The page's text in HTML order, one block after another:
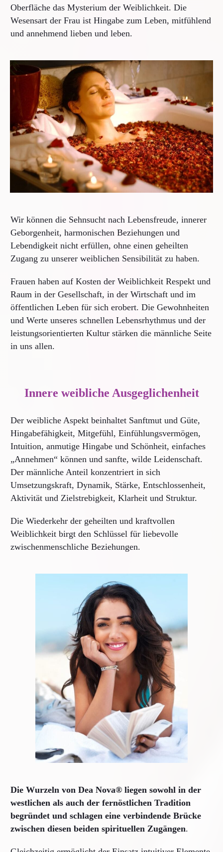
Oberfläche das Mysterium der Weiblichkeit. Die
Wesensart der Frau ist Hingabe zum Leben, mitfühlend
und annehmend lieben und leben.
Wir können die Sehnsucht nach Lebensfreude, innerer
Geborgenheit, harmonischen Beziehungen und
Lebendigkeit nicht erfüllen, ohne einen geheilten
Zugang zu unserer weiblichen Sensibilität zu haben.
Frauen haben auf Kosten der Weiblichkeit Respekt und
Raum in der Gesellschaft, in der Wirtschaft und im
öffentlichen Leben für sich erobert. Die Gewohnheiten
und Werte unseres schnellen Lebensrhythmus und der
leistungsorientierten Kultur stärken die männliche Seite
in uns allen.
Innere weibliche Ausgeglichenheit
Der weibliche Aspekt beinhaltet Sanftmut und Güte,
Hingabefähigkeit, Mitgefühl, Einfühlungsvermögen,
Intuition, anmutige Hingabe und Schönheit, einfaches
„Annehmen“ können und sanfte, wilde Leidenschaft.
Der männliche Anteil konzentriert in sich
Umsetzungskraft, Dynamik, Stärke, Entschlossenheit,
Aktivität und Zielstrebigkeit, Klarheit und Struktur.
Die Wiederkehr der geheilten und kraftvollen
Weiblichkeit birgt den Schlüssel für liebevolle
zwischenmenschliche Beziehungen.
Die Wurzeln von Dea Nova® liegen sowohl in der
westlichen als auch der fernöstlichen Tradition
begründet und schlagen eine verbindende Brücke
zwischen diesen beiden spirituellen Zugängen.